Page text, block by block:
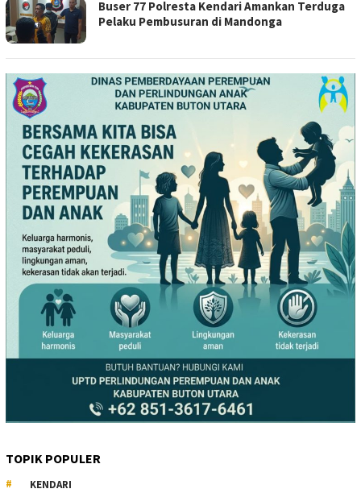
Buser 77 Polresta Kendari Amankan Terduga
Pelaku Pembusuran di Mandonga
TOPIK POPULER
KENDARI